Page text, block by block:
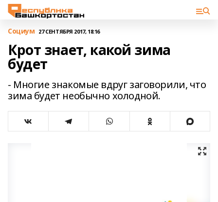
Cоциум 27 СЕНТЯБРЯ 2017, 18:16
Крот знает, какой зима
будет
- Многие знакомые вдруг заговорили, что
зима будет необычно холодной.